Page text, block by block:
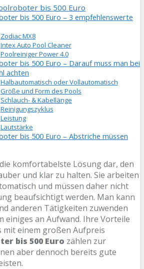
bis 500 Euro
bis 500 Euro – 3 empfehlenswerte
Zodiac MX8
Intex Auto Pool Cleaner
Poolreiniger Power 4.0
bis 500 Euro – Darauf muss man bei
achten
Halbautomatisch oder Vollautomatisch
Größe und Form des Pools
Schlauch- & Kabellänge
Reinigungszyklus
Leistung
Lautstärke
bis 500 Euro – Abstriche müssen
komfortabelste Lösung dar, den
und klar zu halten. Sie arbeiten
und müssen daher nicht
beaufsichtigt werden. Man kann
anderen Tätigkeiten zuwenden
einiges an Aufwand. Ihre Vorteile
mit einem großen Aufpreis
bis 500 Euro zählen zur
aber dennoch bereits gute